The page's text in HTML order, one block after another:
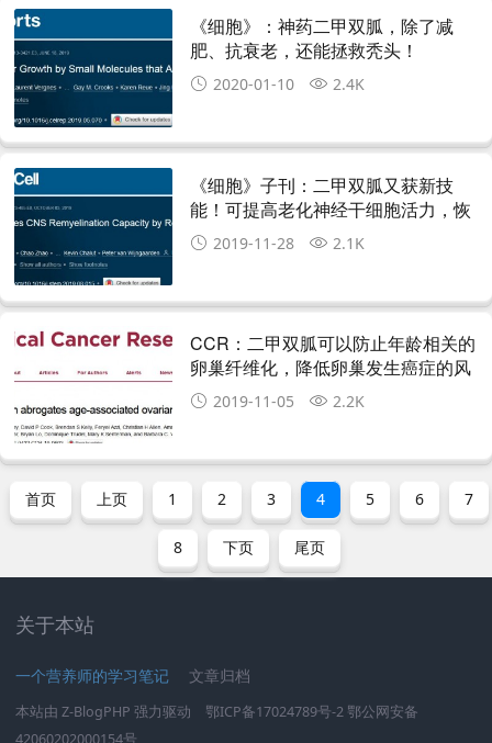
《细胞》：神药二甲双胍，除了减
肥、抗衰老，还能拯救秃头！
2020-01-10 2.4K
《细胞》子刊：二甲双胍又获新技
能！可提高老化神经干细胞活力，恢
复神经髓鞘再生能力
2019-11-28 2.1K
CCR：二甲双胍可以防止年龄相关的
卵巢纤维化，降低卵巢发生癌症的风
险？2019-11-05 2.2K
首页 上页 1 2 3 4 5 6 7
8 下页 尾页
关于本站
一个营养师的学习笔记 文章归档
本站由 Z-BlogPHP 强力驱动 鄂ICP备17024789号-2 鄂公网安备
42060202000154号